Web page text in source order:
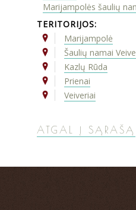
Marijampolės šaulių
TERITORIJOS:
Marijampolė
Šaulių namai
Kazlų Rūda
Prienai
Veiveriai
ATGAL Į SĄRAŠĄ